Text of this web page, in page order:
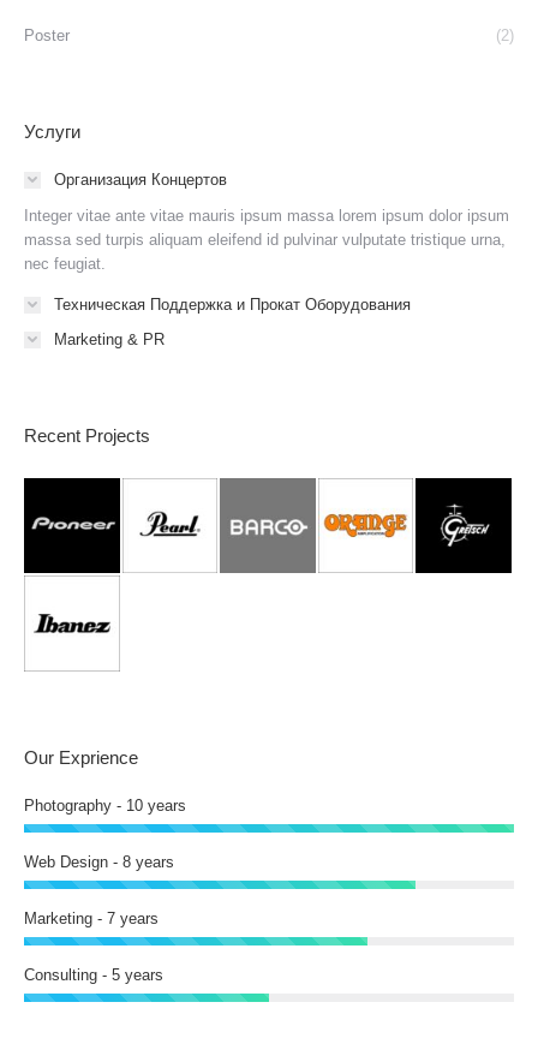
Poster (2)
Услуги
Организация Концертов
Integer vitae ante vitae mauris ipsum massa lorem ipsum dolor ipsum
massa sed turpis aliquam eleifend id pulvinar vulputate tristique urna,
nec feugiat.
Техническая Поддержка и Прокат Оборудования
Marketing & PR
Recent Projects
Our Exprience
Photography - 10 years
Web Design - 8 years
Marketing - 7 years
Consulting - 5 years